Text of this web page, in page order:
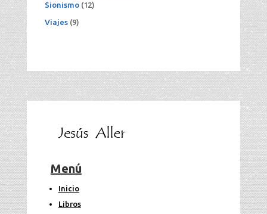
Sionismo(12)
Viajes(9)
Menú
Inicio
Libros